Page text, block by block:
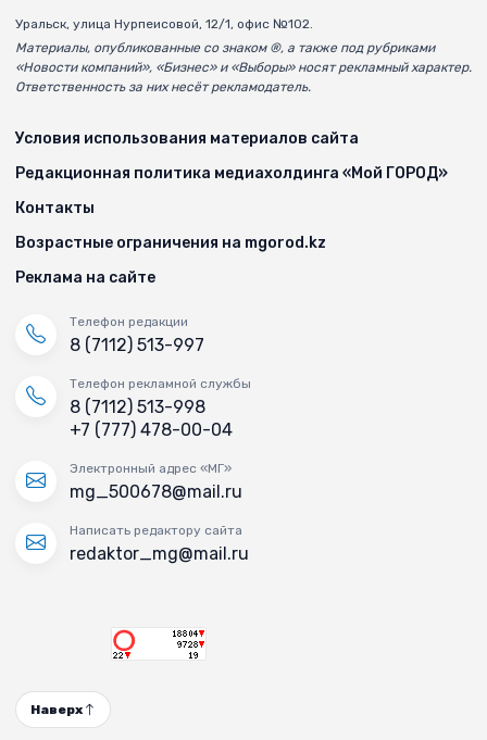
Уральск, улица Нурпеисовой, 12/1, офис №102.
Материалы, опубликованные со знаком ®, а также под рубриками
«Новости компаний», «Бизнес» и «Выборы» носят рекламный характер.
Ответственность за них несёт рекламодатель.
Условия использования материалов сайта
Редакционная политика медиахолдинга «Мой ГОРОД»
Контакты
Возрастные ограничения на mgorod.kz
Реклама на сайте
Телефон редакции
8 (7112) 513-997
Телефон рекламной службы
8 (7112) 513-998
+7 (777) 478-00-04
Электронный адрес «МГ»
mg_500678@mail.ru
Написать редактору сайта
redaktor_mg@mail.ru
Наверх